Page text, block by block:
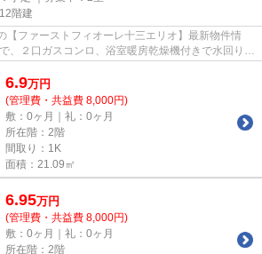
階建
【ファーストフィオーレ十三エリオ】最新物件情
、２口ガスコンロ、浴室暖房乾燥機付きで水回り設
6.9万円
(管理費・共益費 8,000円)
敷：0ヶ月｜礼：0ヶ月
所在階：2階
間取り：1K
面積：21.09㎡
6.95万円
(管理費・共益費 8,000円)
敷：0ヶ月｜礼：0ヶ月
所在階：2階